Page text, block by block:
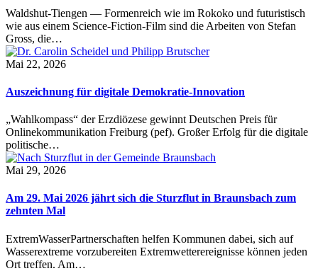
Waldshut-Tiengen — Formenreich wie im Rokoko und futuristisch
wie aus einem Science-Fiction-Film sind die Arbeiten von Stefan
Gross, die…
Mai 22, 2026
Auszeichnung für digitale Demokratie-Innovation
„Wahlkompass“ der Erzdiözese gewinnt Deutschen Preis für
Onlinekommunikation Freiburg (pef). Großer Erfolg für die digitale
politische…
Mai 29, 2026
Am 29. Mai 2026 jährt sich die Sturzflut in Braunsbach zum
zehnten Mal
ExtremWasserPartnerschaften helfen Kommunen dabei, sich auf
Wasserextreme vorzubereiten Extremwetterereignisse können jeden
Ort treffen. Am…